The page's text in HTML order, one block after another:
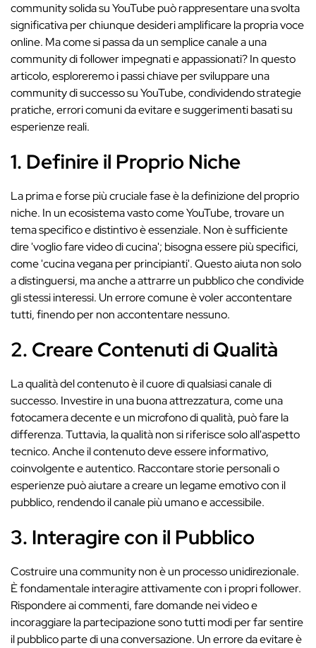
community solida su YouTube può rappresentare una svolta
significativa per chiunque desideri amplificare la propria voce
online. Ma come si passa da un semplice canale a una
community di follower impegnati e appassionati? In questo
articolo, esploreremo i passi chiave per sviluppare una
community di successo su YouTube, condividendo strategie
pratiche, errori comuni da evitare e suggerimenti basati su
esperienze reali.
1. Definire il Proprio Niche
La prima e forse più cruciale fase è la definizione del proprio
niche. In un ecosistema vasto come YouTube, trovare un
tema specifico e distintivo è essenziale. Non è sufficiente
dire 'voglio fare video di cucina'; bisogna essere più specifici,
come 'cucina vegana per principianti'. Questo aiuta non solo
a distinguersi, ma anche a attrarre un pubblico che condivide
gli stessi interessi. Un errore comune è voler accontentare
tutti, finendo per non accontentare nessuno.
2. Creare Contenuti di Qualità
La qualità del contenuto è il cuore di qualsiasi canale di
successo. Investire in una buona attrezzatura, come una
fotocamera decente e un microfono di qualità, può fare la
differenza. Tuttavia, la qualità non si riferisce solo all'aspetto
tecnico. Anche il contenuto deve essere informativo,
coinvolgente e autentico. Raccontare storie personali o
esperienze può aiutare a creare un legame emotivo con il
pubblico, rendendo il canale più umano e accessibile.
3. Interagire con il Pubblico
Costruire una community non è un processo unidirezionale.
È fondamentale interagire attivamente con i propri follower.
Rispondere ai commenti, fare domande nei video e
incoraggiare la partecipazione sono tutti modi per far sentire
il pubblico parte di una conversazione. Un errore da evitare è